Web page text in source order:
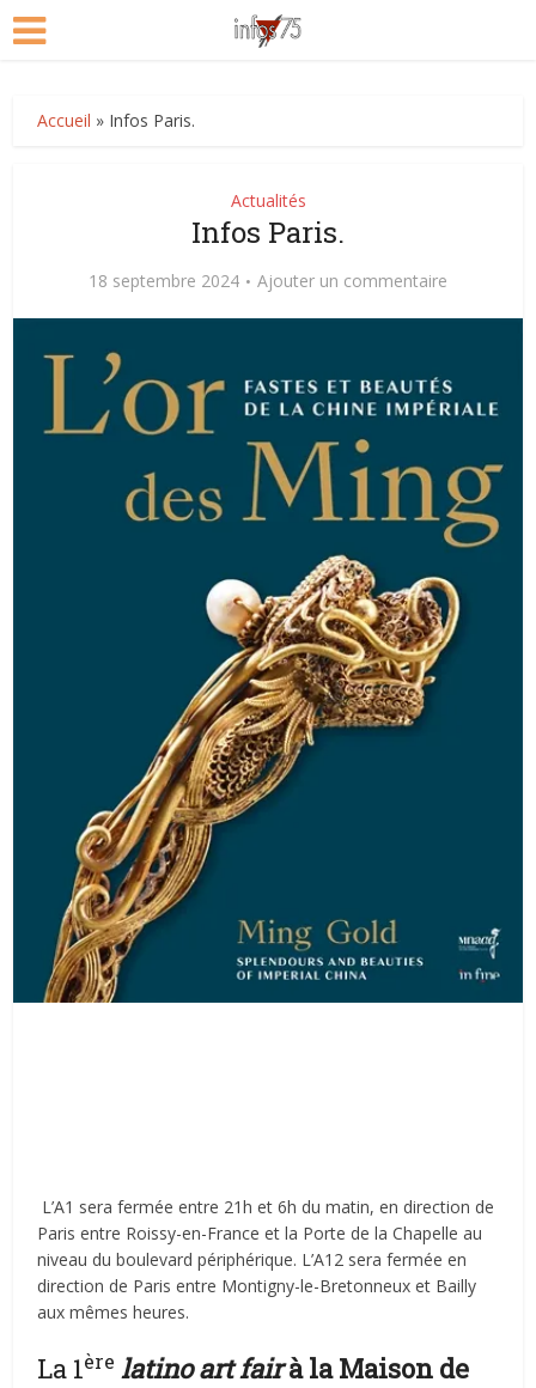
Accueil » Infos Paris.
Actualités
Infos Paris.
18 septembre 2024 Ajouter un commentaire
L’A1 sera fermée entre 21h et 6h du matin, en direction de
Paris entre Roissy-en-France et la Porte de la Chapelle au
niveau du boulevard périphérique. L’A12 sera fermée en
direction de Paris entre Montigny-le-Bretonneux et Bailly
aux mêmes heures.
La 1ère latino art fairà la Maison de